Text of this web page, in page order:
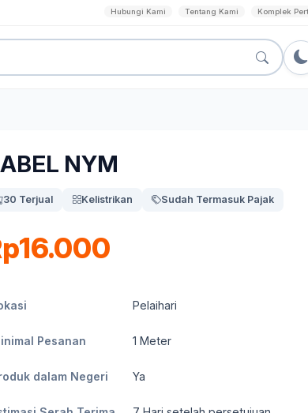
Hubungi Kami Tentang Kami Komplek
NYM
30 Terjual Kelistrikan Sudah Termasuk Pajak
Pelaihari
Pesanan 1 Meter
dalam Negeri Ya